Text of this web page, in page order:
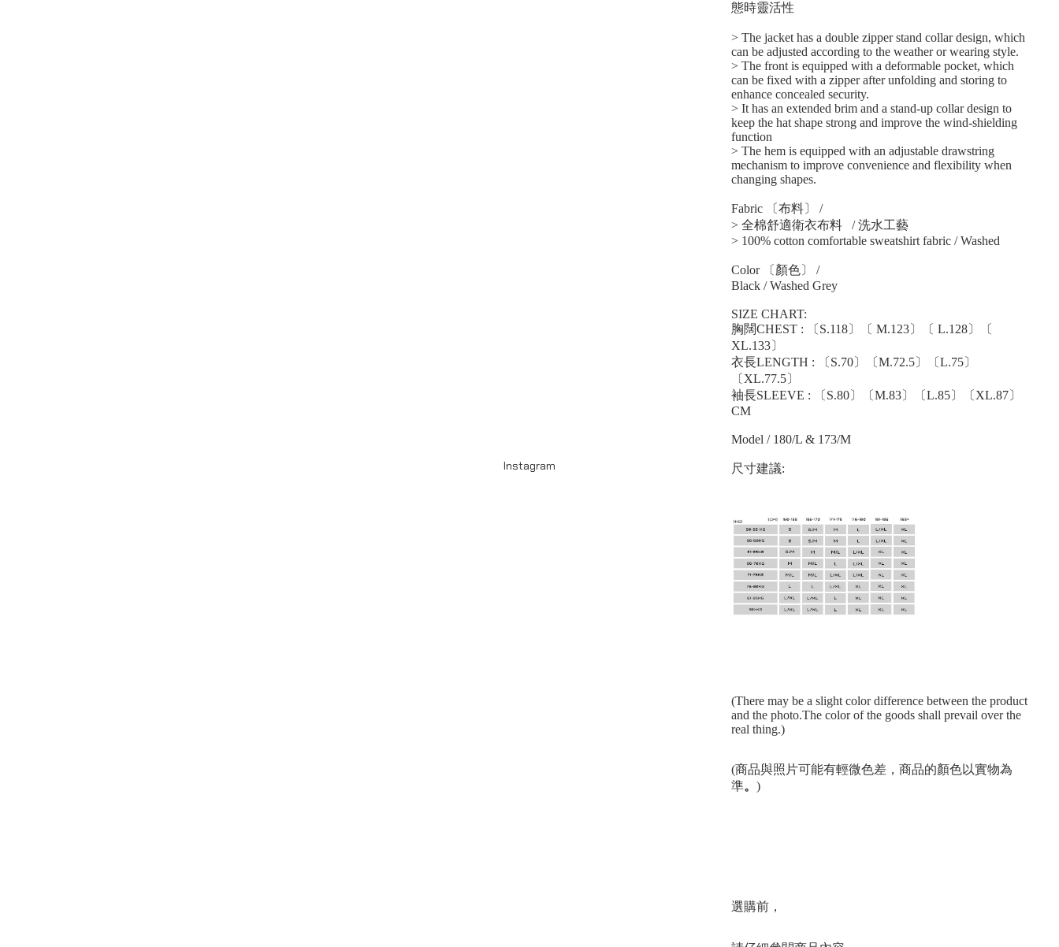
Instagram
態時靈活性
> The jacket has a double zipper stand collar design, which
can be adjusted according to the weather or wearing style.
> The front is equipped with a deformable pocket, which
can be fixed with a zipper after unfolding and storing to
enhance concealed security.
> It has an extended brim and a stand-up collar design to
keep the hat shape strong and improve the wind-shielding
function
> The hem is equipped with an adjustable drawstring
mechanism to improve convenience and flexibility when
changing shapes.
Fabric 〔布料〕 /
> 全棉舒適衛衣布料 / 洗水工藝
> 100% cotton comfortable sweatshirt fabric / Washed
Color 〔顏色〕 /
Black / Washed Grey
SIZE CHART:
胸闊CHEST : 〔S.118〕〔 M.123〕〔 L.128〕〔
XL.133〕
衣長LENGTH : 〔S.70〕〔M.72.5〕〔L.75〕
〔XL.77.5〕
袖長SLEEVE : 〔S.80〕〔M.83〕〔L.85〕〔XL.87〕
CM
Model / 180/L & 173/M
尺寸建議:
(There may be a slight color difference between the product
and the photo.The color of the goods shall prevail over the
real thing.)
(商品與照片可能有輕微色差，商品的顏色以實物為
準。 )
選購前，